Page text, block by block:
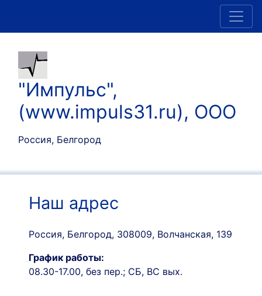
"Импульс",
(www.impuls31.ru), ООО
Россия, Белгород
Наш адрес
Россия, Белгород, 308009, Волчанская, 139
График работы:
08.30-17.00, без пер.; СБ, ВС вых.